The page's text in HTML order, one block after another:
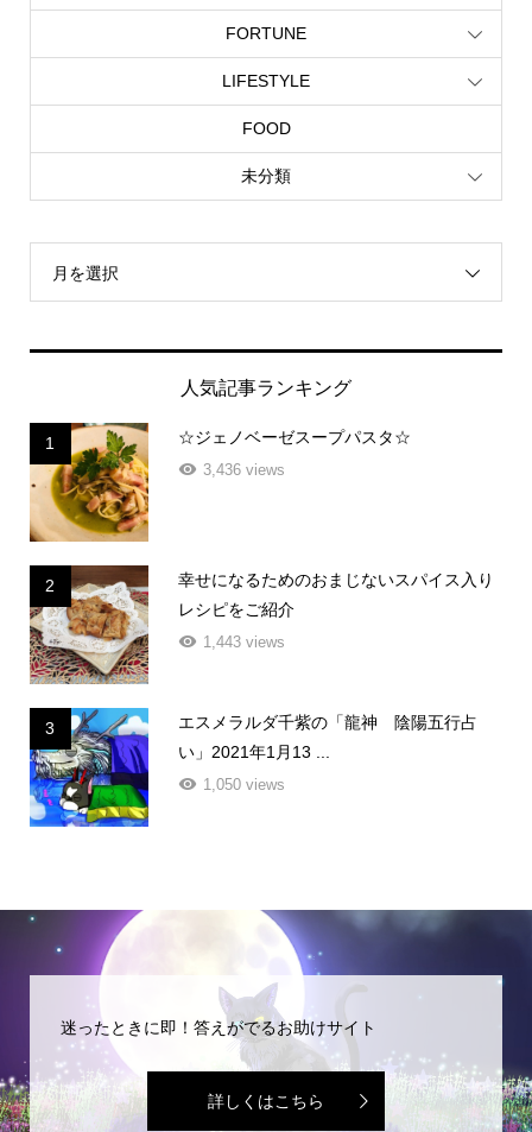
FORTUNE
LIFESTYLE
FOOD
未分類
月を選択
人気記事ランキング
1 ☆ジェノベーゼスープパスタ☆
3,436 views
2
幸せになるためのおまじないスパイス入り
レシピをご紹介
1,443 views
3
エスメラルダ千紫の「龍神 陰陽五行占
い」2021年1月13 ...
1,050 views
迷ったときに即！答えがでるお助けサイト
詳しくはこちら